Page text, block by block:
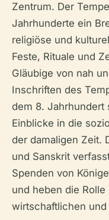
Zentrum. Der
Jahrhunderte ein
religiöse und
Feste, Rituale und
Gläubige von nah
Inschriften des
dem 8. Jahrhundert
Einblicke in die
der damaligen Zeit.
und Sanskrit
Spenden von
und heben die
wirtschaftlichen